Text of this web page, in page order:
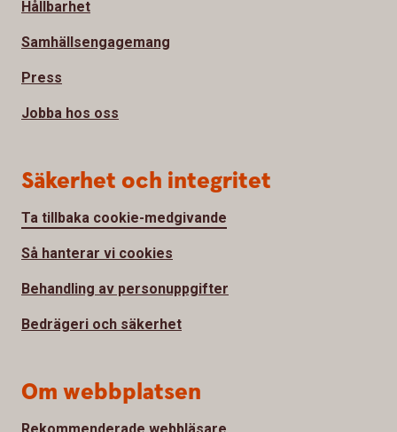
Hållbarhet
Samhällsengagemang
Press
Jobba hos oss
Säkerhet och integritet
Ta tillbaka cookie-medgivande
Så hanterar vi cookies
Behandling av personuppgifter
Bedrägeri och säkerhet
Om webbplatsen